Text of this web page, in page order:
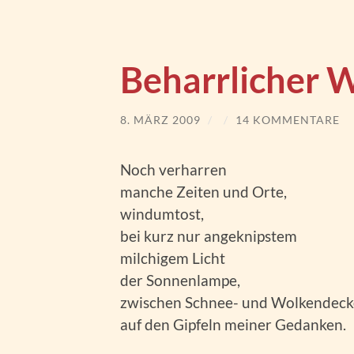
Beharrlicher
8. MÄRZ 2009 / / 14 KOMMENTARE
Noch verharren
manche Zeiten und Orte,
windumtost,
bei kurz nur angeknipstem
milchigem Licht
der Sonnenlampe,
zwischen Schnee- und
auf den Gipfeln meiner Gedanken.